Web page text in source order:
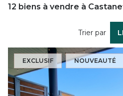
12 biens à vendre à
Trier par
EXCLUSIF NOUVEAUTÉ